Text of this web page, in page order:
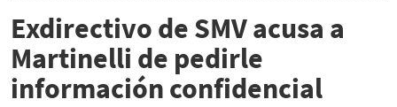
Exdirectivo de SMV acusa a
Martinelli de pedirle
información confidencial